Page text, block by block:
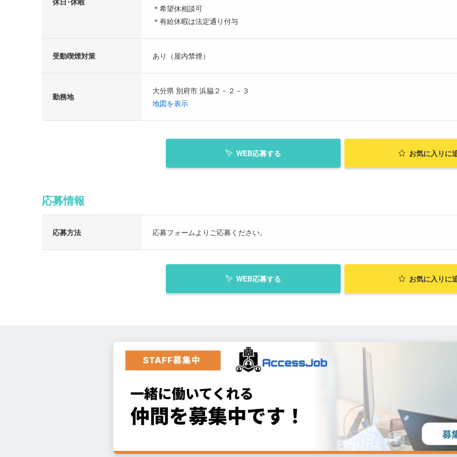
＊希望休相談可
＊有給休暇は法定通り付与
受動喫煙対策 あり（屋内禁煙）
勤務地
大分県 別府市 浜脇２－２－３
地図を表示
WEB応募する お気に入り に
応募情報
応募方法 応募フォームよりご応募ください。
WEB応募する お気に入り に